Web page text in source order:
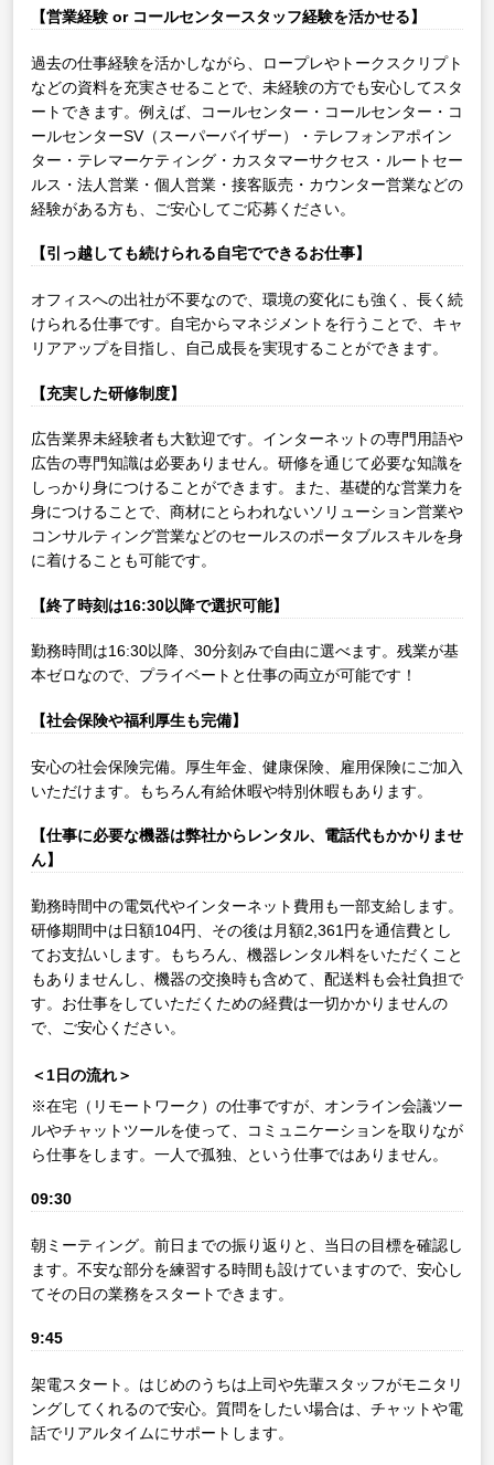
【営業経験 or コールセンタースタッフ経験を活かせる】
過去の仕事経験を活かしながら、ロープレやトークスクリプト
などの資料を充実させることで、未経験の方でも安心してスタ
ートできます。例えば、コールセンター・コールセンター・コ
ールセンターSV（スーパーバイザー）・テレフォンアポイン
ター・テレマーケティング・カスタマーサクセス・ルートセー
ルス・法人営業・個人営業・接客販売・カウンター営業などの
経験がある方も、ご安心してご応募ください。
【引っ越しても続けられる自宅でできるお仕事】
オフィスへの出社が不要なので、環境の変化にも強く、長く続
けられる仕事です。自宅からマネジメントを行うことで、キャ
リアアップを目指し、自己成長を実現することができます。
【充実した研修制度】
広告業界未経験者も大歓迎です。インターネットの専門用語や
広告の専門知識は必要ありません。研修を通じて必要な知識を
しっかり身につけることができます。また、基礎的な営業力を
身につけることで、商材にとらわれないソリューション営業や
コンサルティング営業などのセールスのポータブルスキルを身
に着けることも可能です。
【終了時刻は16:30以降で選択可能】
勤務時間は16:30以降、30分刻みで自由に選べます。残業が基
本ゼロなので、プライベートと仕事の両立が可能です！
【社会保険や福利厚生も完備】
安心の社会保険完備。厚生年金、健康保険、雇用保険にご加入
いただけます。もちろん有給休暇や特別休暇もあります。
【仕事に必要な機器は弊社からレンタル、電話代もかかりませ
ん】
勤務時間中の電気代やインターネット費用も一部支給します。
研修期間中は日額104円、その後は月額2,361円を通信費とし
てお支払いします。もちろん、機器レンタル料をいただくこと
もありませんし、機器の交換時も含めて、配送料も会社負担で
す。お仕事をしていただくための経費は一切かかりませんの
で、ご安心ください。
＜1日の流れ＞
※在宅（リモートワーク）の仕事ですが、オンライン会議ツー
ルやチャットツールを使って、コミュニケーションを取りなが
ら仕事をします。一人で孤独、という仕事ではありません。
09:30
朝ミーティング。前日までの振り返りと、当日の目標を確認し
ます。不安な部分を練習する時間も設けていますので、安心し
てその日の業務をスタートできます。
9:45
架電スタート。はじめのうちは上司や先輩スタッフがモニタリ
ングしてくれるので安心。質問をしたい場合は、チャットや電
話でリアルタイムにサポートします。